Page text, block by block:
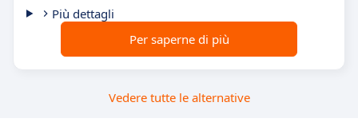
Più dettagli
Per saperne di più
Vedere tutte le alternative